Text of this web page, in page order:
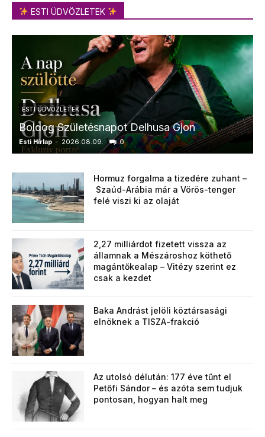
ESTI ÜDVÖZLETEK
ESTI ÜDVÖZLETEK
Boldog Születésnapot Delhusa Gjon
Esti Hírlap - 2026.08.09. 0
Hormuz forgalma a tizedére zuhant –
Szaúd-Arábia már a Vörös-tenger
felé viszi ki az olaját
2,27 milliárdot fizetett vissza az
államnak a Mészároshoz köthető
magántőkealap – Vitézy szerint ez
csak a kezdet
Baka Andrást jelöli köztársasági
elnöknek a TISZA-frakció
Az utolsó délután: 177 éve tűnt el
Petőfi Sándor – és azóta sem tudjuk
pontosan, hogyan halt meg